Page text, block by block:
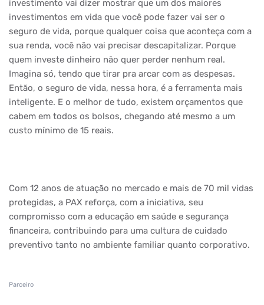
investimento vai dizer mostrar que um dos maiores
investimentos em vida que você pode fazer vai ser o
seguro de vida, porque qualquer coisa que aconteça com a
sua renda, você não vai precisar descapitalizar. Porque
quem investe dinheiro não quer perder nenhum real.
Imagina só, tendo que tirar pra arcar com as despesas.
Então, o seguro de vida, nessa hora, é a ferramenta mais
inteligente. E o melhor de tudo, existem orçamentos que
cabem em todos os bolsos, chegando até mesmo a um
custo mínimo de 15 reais.
Com 12 anos de atuação no mercado e mais de 70 mil vidas
protegidas, a PAX reforça, com a iniciativa, seu
compromisso com a educação em saúde e segurança
financeira, contribuindo para uma cultura de cuidado
preventivo tanto no ambiente familiar quanto corporativo.
Parceiro